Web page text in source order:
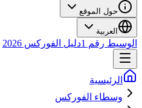
حول الموقع
العربية
الوسيط رقم 1 دليل الفوركس 2026
الرئيسية
وسطاء الفوركس